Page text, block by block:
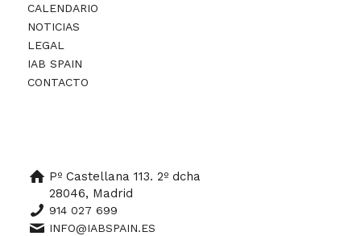
CALENDARIO
NOTICIAS
LEGAL
IAB SPAIN
CONTACTO
Pº Castellana 113. 2º dcha
28046, Madrid
914 027 699
INFO@IABSPAIN.ES